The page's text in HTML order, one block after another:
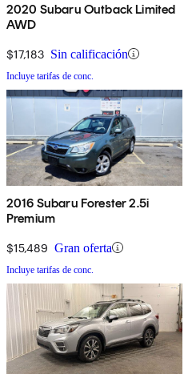
2020 Subaru Outback Limited
AWD
$17,183 Sin calificación
Incluye tarifas de conc.
2016 Subaru Forester 2.5i
Premium
$15,489 Gran oferta
Incluye tarifas de conc.